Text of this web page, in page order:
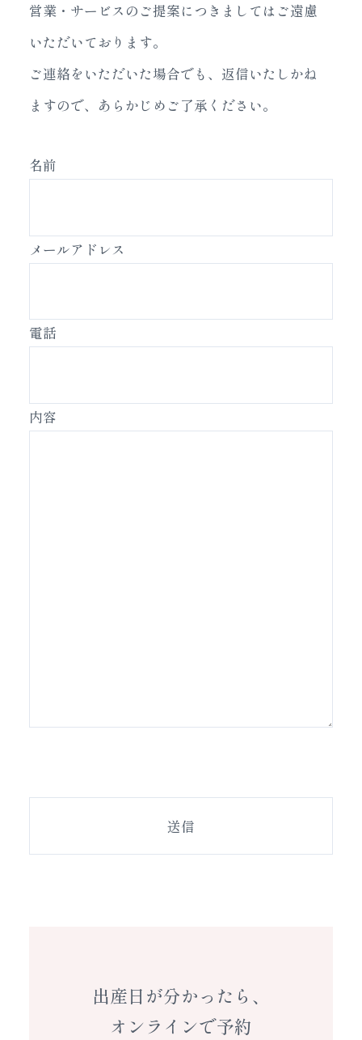
営業・サービスのご提案につきましてはご遠慮
いただいております。
ご連絡をいただいた場合でも、返信いたしかね
ますので、あらかじめご了承ください。
名前
メールアドレス
電話
内容
出産日が分かったら、
オンラインで予約